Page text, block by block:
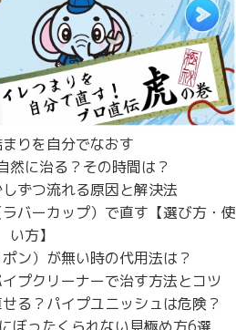
りを自分でなおす
然に治る？その時間は？
ずつ流れる原因と解決法
バーカップ）で直す【選び方・使
い方】
ン）が無い時の代用法は？
プクリーナーで治す方法とコツ
る？パイプユニッシュは危険？